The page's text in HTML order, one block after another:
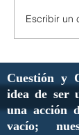
Escribir un
Cuestión y
idea de ser
una acción
vacío;